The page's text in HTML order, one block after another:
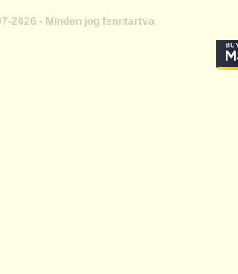
2026 - Minden jog fenntartva